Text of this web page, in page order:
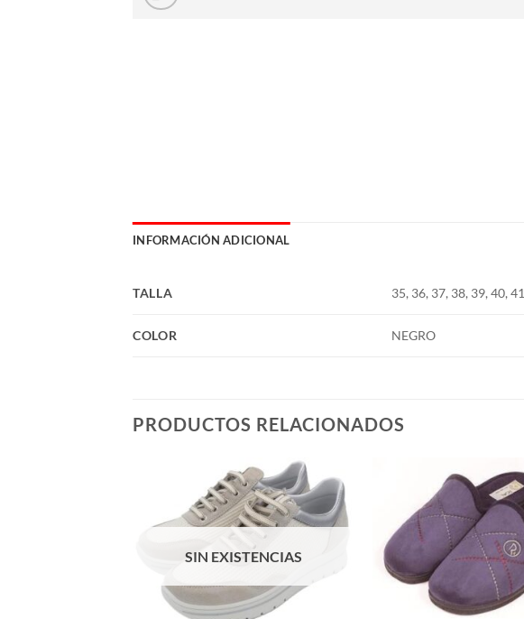
INFORMACIÓN ADICIONAL
TALLA 35, 36, 37, 38, 39, 40, 41
COLOR NEGRO
PRODUCTOS RELACIONADOS
SIN EXISTENCIAS